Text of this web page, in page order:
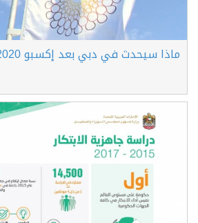
ماذا سيحدث في دبي بعد إكسبو 2020 ؟